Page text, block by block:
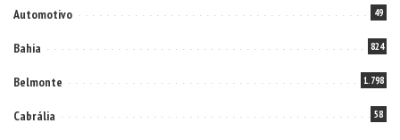
Automotivo 49
Bahia 824
Belmonte 1.798
Cabrália 58